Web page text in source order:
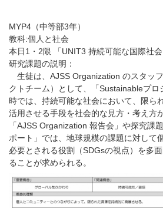
MYP4（中等部3年）
教科:個人と社会
本日1・2限 「UNIT3 持続可能な国際社会
研究課題の説明：
生徒は、AJSS Organization のスタッ
クトチーム）として、「Sustainableプ
時では、持続可能な社会において、限ら
活用させる手段を社会的な見方・考え方
「AJSS Organization 報告会」や探究課
ポート」では、地球規模の課題に対して
必要とされる役割（SDGsの視点）を多
ることが求められる。